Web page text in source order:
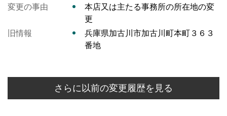
変更の事由
本店又は主たる事務所の所在地の変
更
旧情報
兵庫県加古川市加古川町本町３６３
番地
さらに以前の変更履歴を見る